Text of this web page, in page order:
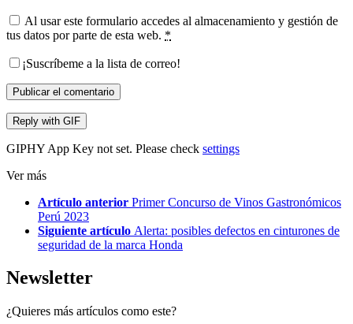
Al usar este formulario accedes al almacenamiento y gestión de
tus datos por parte de esta web. *
¡Suscríbeme a la lista de correo!
Publicar el comentario
Reply with GIF
GIPHY App Key not set. Please check settings
Ver más
Artículo anterior Primer Concurso de Vinos Gastronómicos
Perú 2023
Siguiente artículo Alerta: posibles defectos en cinturones de
seguridad de la marca Honda
Newsletter
¿Quieres más artículos como este?